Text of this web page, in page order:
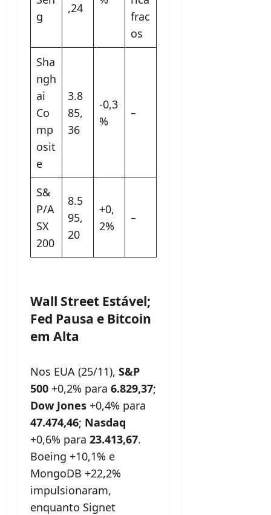
g
,24
frac
os
Sha
ngh
ai
Co
mp
osit
e
3.8
85,
36
-0,3
%
–
S&
P/A
SX
200
8.5
95,
20
+0,
2%
–
Wall Street Estável;
Fed Pausa e Bitcoin
em Alta
Nos EUA (25/11), S&P
500 +0,2% para 6.829,37;
Dow Jones +0,4% para
47.474,46; Nasdaq
+0,6% para 23.413,67.
Boeing +10,1% e
MongoDB +22,2%
impulsionaram,
enquanto Signet